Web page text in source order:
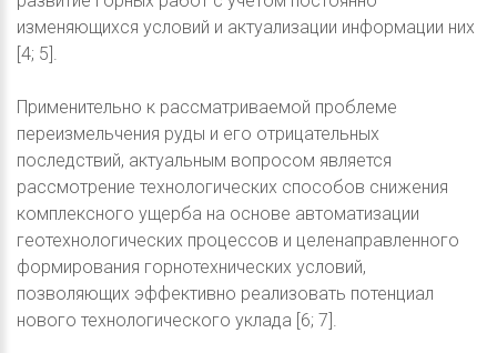
изменяющихся условий и актуализации информации них
[4; 5].
Применительно к рассматриваемой проблеме
переизмельчения руды и его отрицательных
последствий, актуальным вопросом является
рассмотрение технологических способов снижения
комплексного ущерба на основе автоматизации
геотехнологических процессов и целенаправленного
формирования горнотехнических условий,
позволяющих эффективно реализовать потенциал
нового технологического уклада [6; 7].